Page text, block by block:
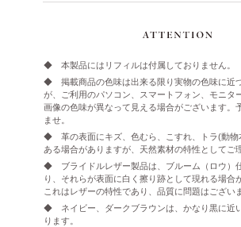
◆ 本製品にはリフィルは付属しておりません。
◆ 掲載商品の色味は出来る限り実物の色味に近
が、ご利用のパソコン、スマートフォン、モニタ
画像の色味が異なって見える場合がございます。
ませ。
◆ 革の表面にキズ、色むら、こすれ、トラ(動物
ある場合がありますが、天然素材の特性としてご
◆ ブライドルレザー製品は、ブルーム（ロウ）
り、それらが表面に白く擦り跡として現れる場合
これはレザーの特性であり、品質に問題はござい
◆ ネイビー、ダークブラウンは、かなり黒に近
ります。